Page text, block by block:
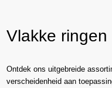
Vlakke ringen
Ontdek ons uitgebreide
verscheidenheid aan